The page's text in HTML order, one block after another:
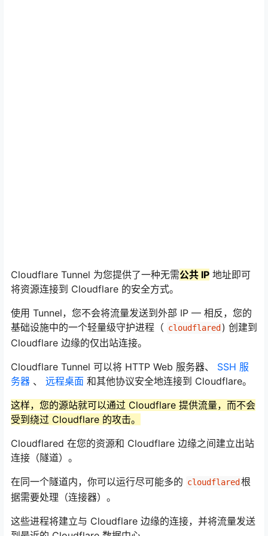
Cloudflare Tunnel 为您提供了一种无需公共 IP 地址即可
将资源连接到 Cloudflare 的安全方式。
使用 Tunnel，您不会将流量发送到外部 IP — 相反，您的
基础设施中的一个轻量级守护进程（ cloudflared ) 创建到
Cloudflare 边缘的仅出站连接。
Cloudflare Tunnel 可以将 HTTP Web 服务器、 SSH 服
务器 、 远程桌面 和其他协议安全地连接到 Cloudflare。
这样，您的源站就可以通过 Cloudflare 提供流量，而不会
受到绕过 Cloudflare 的攻击。
Cloudflared 在您的资源和 Cloudflare 边缘之间建立出站
连接（隧道）。
在同一个隧道内，你可以运行尽可能多的 cloudflared 根
据需要处理（连接器）。
这些进程将建立与 Cloudflare 边缘的连接，并将流量发送